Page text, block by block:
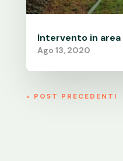
Intervento in
Ago 13, 2020
« POST PRECEDENTI